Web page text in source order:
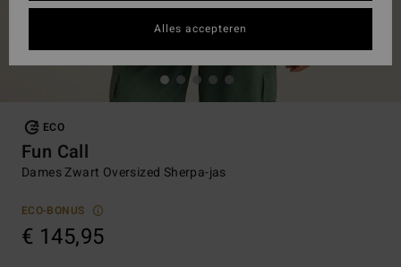
ECO
Fun Call
Dames Zwart Oversized Sherpa-jas
ECO-BONUS
€ 145,95
Alles accepteren